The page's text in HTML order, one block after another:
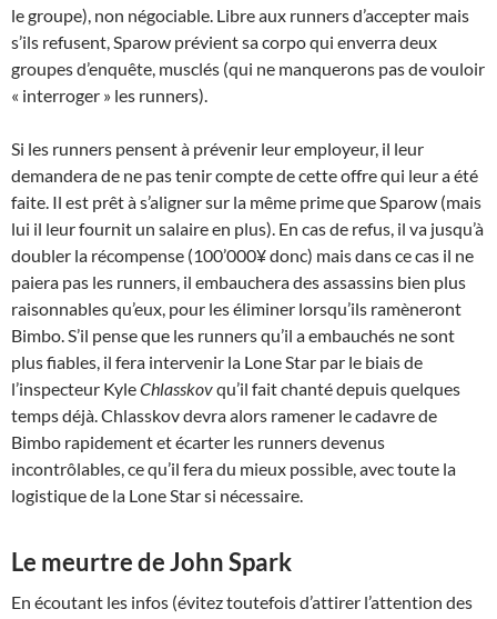
le groupe), non négociable. Libre aux runners d’accepter mais
s’ils refusent, Sparow prévient sa corpo qui enverra deux
groupes d’enquête, musclés (qui ne manquerons pas de vouloir
« interroger » les runners).
Si les runners pensent à prévenir leur employeur, il leur
demandera de ne pas tenir compte de cette offre qui leur a été
faite. Il est prêt à s’aligner sur la même prime que Sparow (mais
lui il leur fournit un salaire en plus). En cas de refus, il va jusqu’à
doubler la récompense (100’000¥ donc) mais dans ce cas il ne
paiera pas les runners, il embauchera des assassins bien plus
raisonnables qu’eux, pour les éliminer lorsqu’ils ramèneront
Bimbo. S’il pense que les runners qu’il a embauchés ne sont
plus fiables, il fera intervenir la Lone Star par le biais de
l’inspecteur KyleChlasskovqu’il fait chanté depuis quelques
temps déjà. Chlasskov devra alors ramener le cadavre de
Bimbo rapidement et écarter les runners devenus
incontrôlables, ce qu’il fera du mieux possible, avec toute la
logistique de la Lone Star si nécessaire.
Le meurtre de John Spark
En écoutant les infos (évitez toutefois d’attirer l’attention des